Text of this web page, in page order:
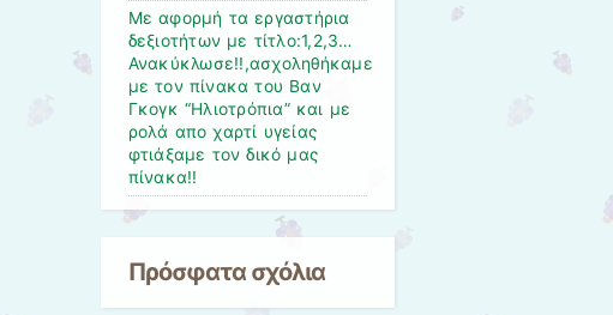
Με αφορμή τα εργαστήρια
δεξιοτήτων με τίτλο:1,2,3…
Ανακύκλωσε!!,ασχοληθήκαμε
με τον πίνακα του Βαν
Γκογκ “Ηλιοτρόπια” και με
ρολά απο χαρτί υγείας
φτιάξαμε τον δικό μας
πίνακα!!
Πρόσφατα σχόλια